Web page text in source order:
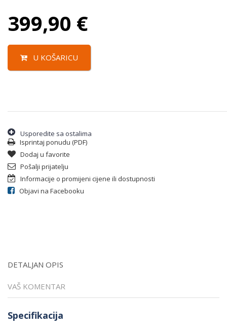
399,90 €
U KOŠARICU
Usporedite sa ostalima
Isprintaj ponudu (PDF)
Dodaj u favorite
Pošalji prijatelju
Informacije o promijeni cijene ili dostupnosti
Objavi na Facebooku
DETALJAN OPIS
VAŠ KOMENTAR
Specifikacija